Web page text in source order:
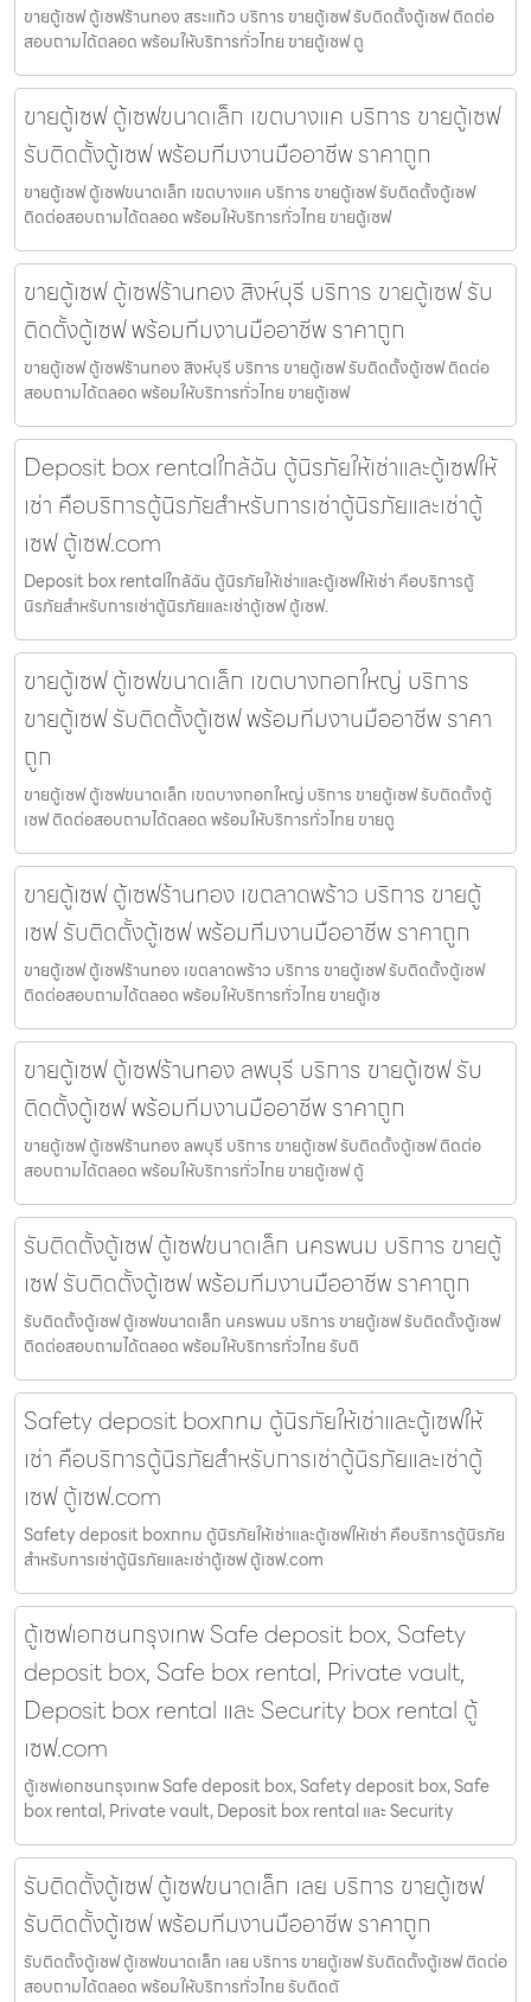
ขายตู้เซฟ ตู้เซฟร้านทอง สระแก้ว บริการ ขายตู้เซฟ รับติดตั้งตู้เซฟ ติดต่อ
สอบถามได้ตลอด พร้อมให้บริการทั่วไทย ขายตู้เซฟ ตู
ขายตู้เซฟ ตู้เซฟขนาดเล็ก เขตบางแค บริการ ขายตู้เซฟ
รับติดตั้งตู้เซฟ พร้อมทีมงานมืออาชีพ ราคาถูก
ขายตู้เซฟ ตู้เซฟขนาดเล็ก เขตบางแค บริการ ขายตู้เซฟ รับติดตั้งตู้เซฟ
ติดต่อสอบถามได้ตลอด พร้อมให้บริการทั่วไทย ขายตู้เซฟ
ขายตู้เซฟ ตู้เซฟร้านทอง สิงห์บุรี บริการ ขายตู้เซฟ รับ
ติดตั้งตู้เซฟ พร้อมทีมงานมืออาชีพ ราคาถูก
ขายตู้เซฟ ตู้เซฟร้านทอง สิงห์บุรี บริการ ขายตู้เซฟ รับติดตั้งตู้เซฟ ติดต่อ
สอบถามได้ตลอด พร้อมให้บริการทั่วไทย ขายตู้เซฟ
Deposit box rentalใกล้ฉัน ตู้นิรภัยให้เช่าและตู้เซฟให้
เช่า คือบริการตู้นิรภัยสำหรับการเช่าตู้นิรภัยและเช่าตู้
เซฟ ตู้เซฟ.com
Deposit box rentalใกล้ฉัน ตู้นิรภัยให้เช่าและตู้เซฟให้เช่า คือบริการตู้
นิรภัยสำหรับการเช่าตู้นิรภัยและเช่าตู้เซฟ ตู้เซฟ.
ขายตู้เซฟ ตู้เซฟขนาดเล็ก เขตบางกอกใหญ่ บริการ
ขายตู้เซฟ รับติดตั้งตู้เซฟ พร้อมทีมงานมืออาชีพ ราคา
ถูก
ขายตู้เซฟ ตู้เซฟขนาดเล็ก เขตบางกอกใหญ่ บริการ ขายตู้เซฟ รับติดตั้งตู้
เซฟ ติดต่อสอบถามได้ตลอด พร้อมให้บริการทั่วไทย ขายตู
ขายตู้เซฟ ตู้เซฟร้านทอง เขตลาดพร้าว บริการ ขายตู้
เซฟ รับติดตั้งตู้เซฟ พร้อมทีมงานมืออาชีพ ราคาถูก
ขายตู้เซฟ ตู้เซฟร้านทอง เขตลาดพร้าว บริการ ขายตู้เซฟ รับติดตั้งตู้เซฟ
ติดต่อสอบถามได้ตลอด พร้อมให้บริการทั่วไทย ขายตู้เซ
ขายตู้เซฟ ตู้เซฟร้านทอง ลพบุรี บริการ ขายตู้เซฟ รับ
ติดตั้งตู้เซฟ พร้อมทีมงานมืออาชีพ ราคาถูก
ขายตู้เซฟ ตู้เซฟร้านทอง ลพบุรี บริการ ขายตู้เซฟ รับติดตั้งตู้เซฟ ติดต่อ
สอบถามได้ตลอด พร้อมให้บริการทั่วไทย ขายตู้เซฟ ตู้
รับติดตั้งตู้เซฟ ตู้เซฟขนาดเล็ก นครพนม บริการ ขายตู้
เซฟ รับติดตั้งตู้เซฟ พร้อมทีมงานมืออาชีพ ราคาถูก
รับติดตั้งตู้เซฟ ตู้เซฟขนาดเล็ก นครพนม บริการ ขายตู้เซฟ รับติดตั้งตู้เซฟ
ติดต่อสอบถามได้ตลอด พร้อมให้บริการทั่วไทย รับติ
Safety deposit boxกทม ตู้นิรภัยให้เช่าและตู้เซฟให้
เช่า คือบริการตู้นิรภัยสำหรับการเช่าตู้นิรภัยและเช่าตู้
เซฟ ตู้เซฟ.com
Safety deposit boxกทม ตู้นิรภัยให้เช่าและตู้เซฟให้เช่า คือบริการตู้นิรภัย
สำหรับการเช่าตู้นิรภัยและเช่าตู้เซฟ ตู้เซฟ.com
ตู้เซฟเอกชนกรุงเทพ Safe deposit box, Safety
deposit box, Safe box rental, Private vault,
Deposit box rental และ Security box rental ตู้
เซฟ.com
ตู้เซฟเอกชนกรุงเทพ Safe deposit box, Safety deposit box, Safe
box rental, Private vault, Deposit box rental และ Security
รับติดตั้งตู้เซฟ ตู้เซฟขนาดเล็ก เลย บริการ ขายตู้เซฟ
รับติดตั้งตู้เซฟ พร้อมทีมงานมืออาชีพ ราคาถูก
รับติดตั้งตู้เซฟ ตู้เซฟขนาดเล็ก เลย บริการ ขายตู้เซฟ รับติดตั้งตู้เซฟ ติดต่อ
สอบถามได้ตลอด พร้อมให้บริการทั่วไทย รับติดตั